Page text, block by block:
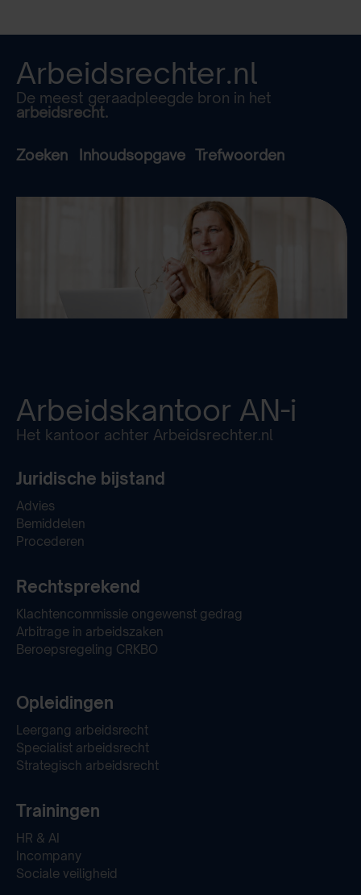
Arbeidsrechter.nl
De meest geraadpleegde bron in het
arbeidsrecht.
Zoeken Inhoudsopgave Trefwoorden
Arbeidskantoor AN-i
Het kantoor achter Arbeidsrechter.nl
Juridische bijstand
Advies
Bemiddelen
Procederen
Rechtsprekend
Klachtencommissie ongewenst gedrag
Arbitrage in arbeidszaken
Beroepsregeling CRKBO
Opleidingen
Leergang arbeidsrecht
Specialist arbeidsrecht
Strategisch arbeidsrecht
Trainingen
HR & AI
Incompany
Sociale veiligheid